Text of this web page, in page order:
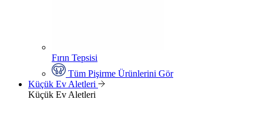
Fırın Tepsisi
Tüm Pişirme Ürünlerini Gör
Küçük Ev Aletleri
Küçük Ev Aletleri